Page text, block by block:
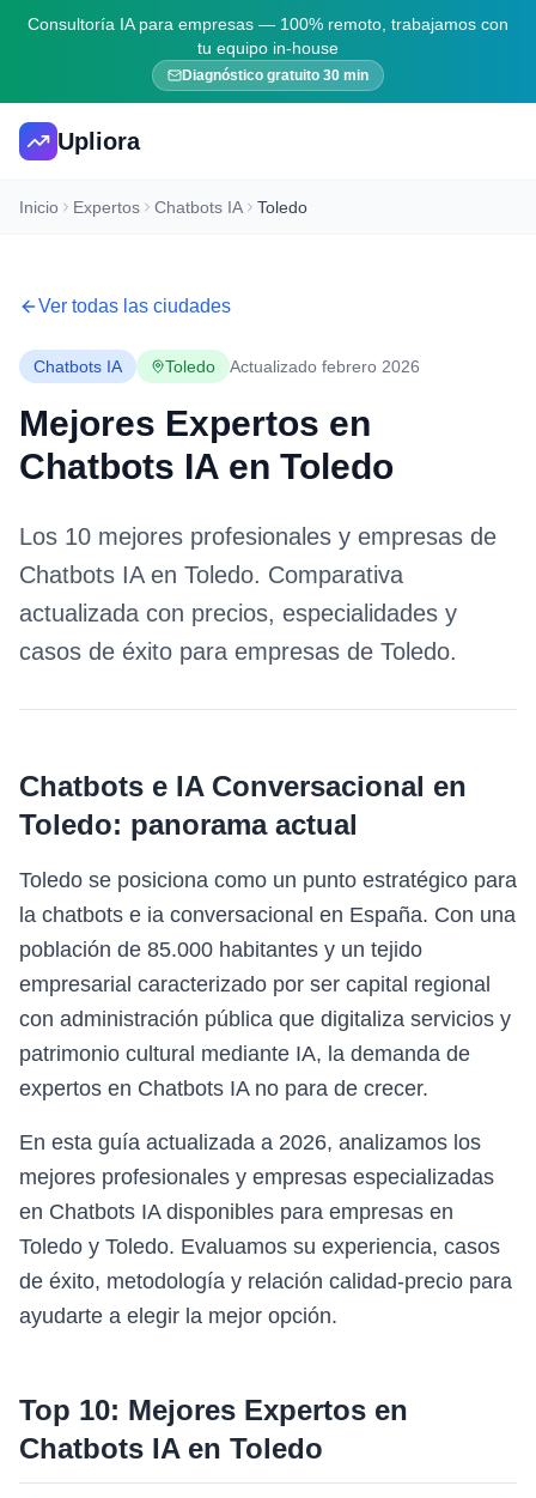
Consultoría IA para empresas — 100% remoto, trabajamos con
tu equipo in-house
Diagnóstico gratuito 30 min
Upliora
Inicio Expertos Chatbots IA Toledo
Ver todas las ciudades
Chatbots IA Toledo Actualizado febrero 2026
Mejores Expertos en
Chatbots IA en Toledo
Los 10 mejores profesionales y empresas de
Chatbots IAen Toledo. Comparativa
actualizada con precios, especialidades y
casos de éxito para empresas de Toledo.
Chatbots e IA Conversacional en
Toledo: panorama actual
Toledo se posiciona como un punto estratégico para
la chatbots e ia conversacional en España. Con una
población de 85.000 habitantes y un tejido
empresarial caracterizado por ser capital regional
con administración pública que digitaliza servicios y
patrimonio cultural mediante IA, la demanda de
expertos en Chatbots IA no para de crecer.
En esta guía actualizada a 2026, analizamos los
mejores profesionales y empresas especializadas
en Chatbots IA disponibles para empresas en
Toledo y Toledo. Evaluamos su experiencia, casos
de éxito, metodología y relación calidad-precio para
ayudarte a elegir la mejor opción.
Top 10: Mejores Expertos en
Chatbots IAen Toledo